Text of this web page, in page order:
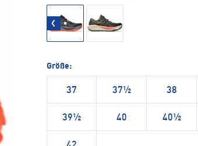
Größe:
37 37½ 38
39½ 40 40½